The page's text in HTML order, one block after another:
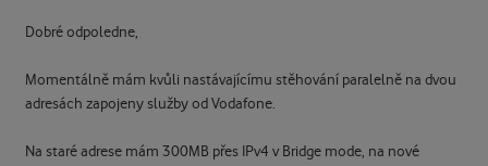
Dobré odpoledne,
Momentálně mám kvůli nastávajícímu stěhování paralelně na dvou
adresách zapojeny služby od Vodafone.
Na staré adrese mám 300MB přes IPv4 v Bridge mode, na nové